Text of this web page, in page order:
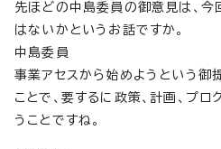
先ほどの中島委員の御意見は、今
はないかというお話ですか。
中島委員
事業アセスから始めようという御
ことで、要するに政策、計画、プ
うことですね。